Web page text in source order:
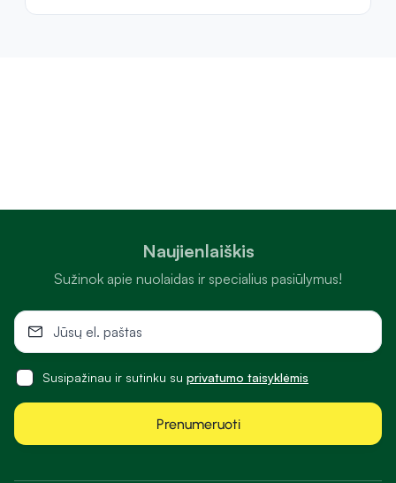
Naujienlaiškis
Sužinok apie nuolaidas ir specialius pasiūlymus!
Susipažinau ir sutinku su privatumo taisyklėmis
Prenumeruoti